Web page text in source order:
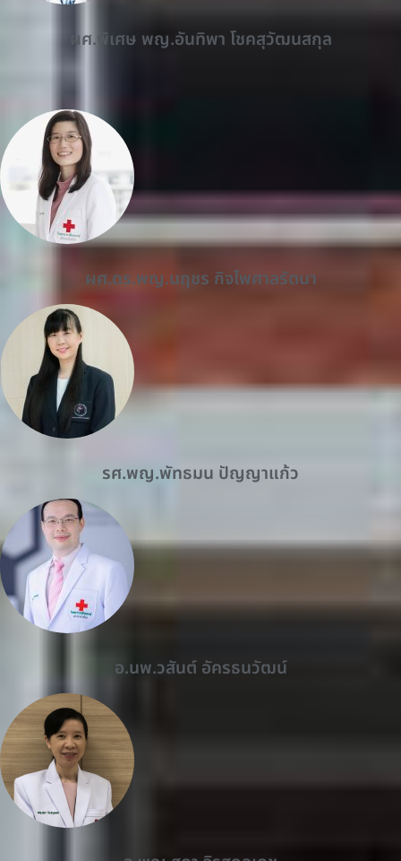
ผศ.พิเศษ พญ.อันทิพา โชคสุวัฒนสกุล
ผศ.ดร.พญ.นฤชร กิจไพศาลรัตนา
รศ.พญ.พัทธมน ปัญญาแก้ว
อ.นพ.วสันต์ อัครธนวัฒน์